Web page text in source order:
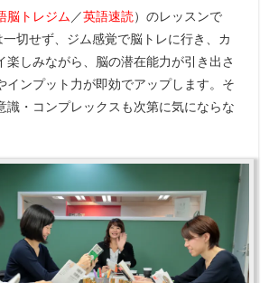
脳トレジム ／英語速読）のレッスンで
一切せず、ジム感覚で脳トレに行き、カ
楽しみながら、脳の潜在能力が引き出さ
インプット力が即効でアップします。そ
識・コンプレックスも次第に気にならな